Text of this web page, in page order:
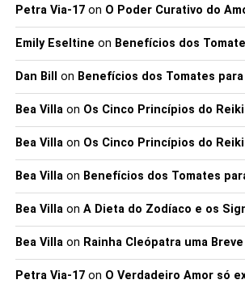
Petra Via-17on O Poder Curativo do
Emily Eseltine on Benefícios dos
Dan Bill on Benefícios dos Tomates
Bea Villaon Os Cinco Princípios do Reiki
Bea Villaon Os Cinco Princípios do Reiki
Bea Villaon Benefícios dos Tomates
Bea Villaon A Dieta do Zodíaco e os
Bea Villaon Rainha Cleópatra uma
Petra Via-17on O Verdadeiro Amor só